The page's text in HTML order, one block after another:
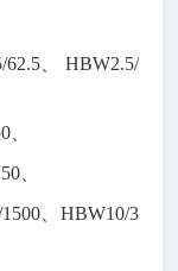
、 HBW2.5/
、
、HBW10/3